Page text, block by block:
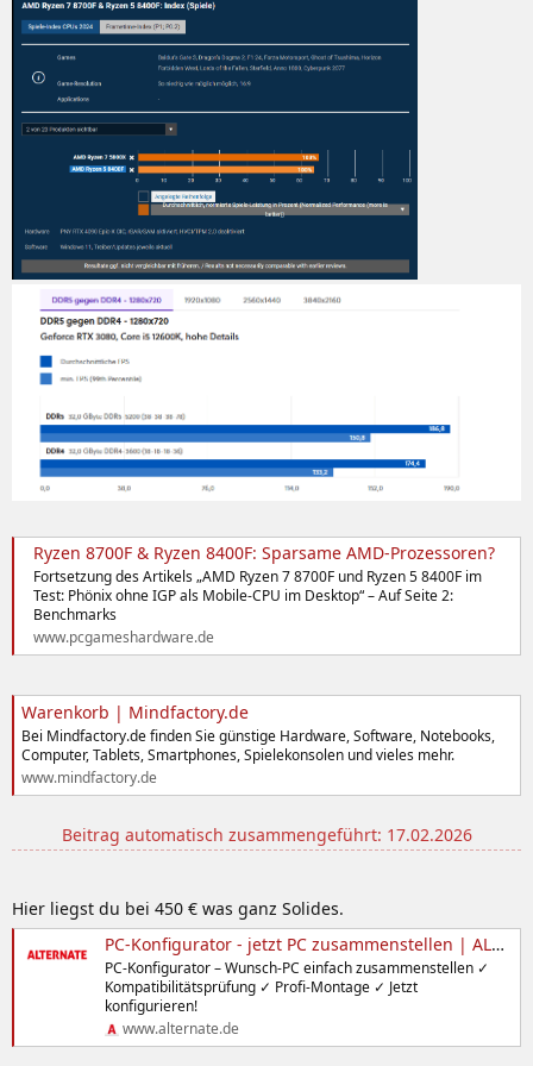
Ryzen 8700F & Ryzen 8400F: Sparsame AMD-Prozessoren?
Fortsetzung des Artikels „AMD Ryzen 7 8700F und Ryzen 5 8400F im
Test: Phönix ohne IGP als Mobile-CPU im Desktop“ – Auf Seite 2:
Benchmarks
www.pcgameshardware.de
Warenkorb | Mindfactory.de
Bei Mindfactory.de finden Sie günstige Hardware, Software, Notebooks,
Computer, Tablets, Smartphones, Spielekonsolen und vieles mehr.
www.mindfactory.de
Beitrag automatisch zusammengeführt: 17.02.2026
Hier liegst du bei 450 € was ganz Solides.
PC-Konfigurator - jetzt PC zusammenstellen | ALTERNATE
PC-Konfigurator – Wunsch-PC einfach zusammenstellen ✓
Kompatibilitätsprüfung ✓ Profi-Montage ✓ Jetzt
konfigurieren!
www.alternate.de